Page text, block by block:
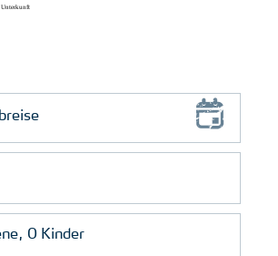
Unterkunft